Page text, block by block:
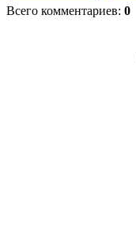
Всего комментариев: 0